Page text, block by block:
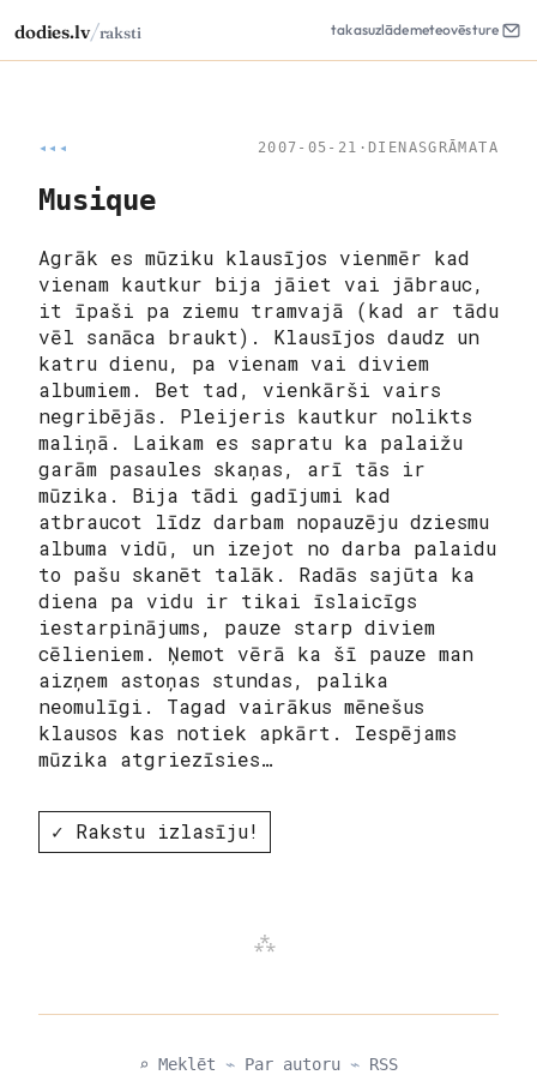
dodies.lv/raksti takasuzlādemeteovēsture
◂◂◂ 2007-05-21 · DIENASGRĀMATA
Musique
Agrāk es mūziku klausījos vienmēr kad
vienam kautkur bija jāiet vai jābrauc,
it īpaši pa ziemu tramvajā (kad ar tādu
vēl sanāca braukt). Klausījos daudz un
katru dienu, pa vienam vai diviem
albumiem. Bet tad, vienkārši vairs
negribējās. Pleijeris kautkur nolikts
maliņā. Laikam es sapratu ka palaižu
garām pasaules skaņas, arī tās ir
mūzika. Bija tādi gadījumi kad
atbraucot līdz darbam nopauzēju dziesmu
albuma vidū, un izejot no darba palaidu
to pašu skanēt talāk. Radās sajūta ka
diena pa vidu ir tikai īslaicīgs
iestarpinājums, pauze starp diviem
cēlieniem. Ņemot vērā ka šī pauze man
aizņem astoņas stundas, palika
neomulīgi. Tagad vairākus mēnešus
klausos kas notiek apkārt. Iespējams
mūzika atgriezīsies…
✓ Rakstu izlasīju!
⌕ Meklēt ⌁ Par autoru ⌁ RSS